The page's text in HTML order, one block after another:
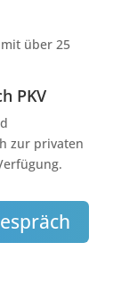
über 25
PKV
zur privaten